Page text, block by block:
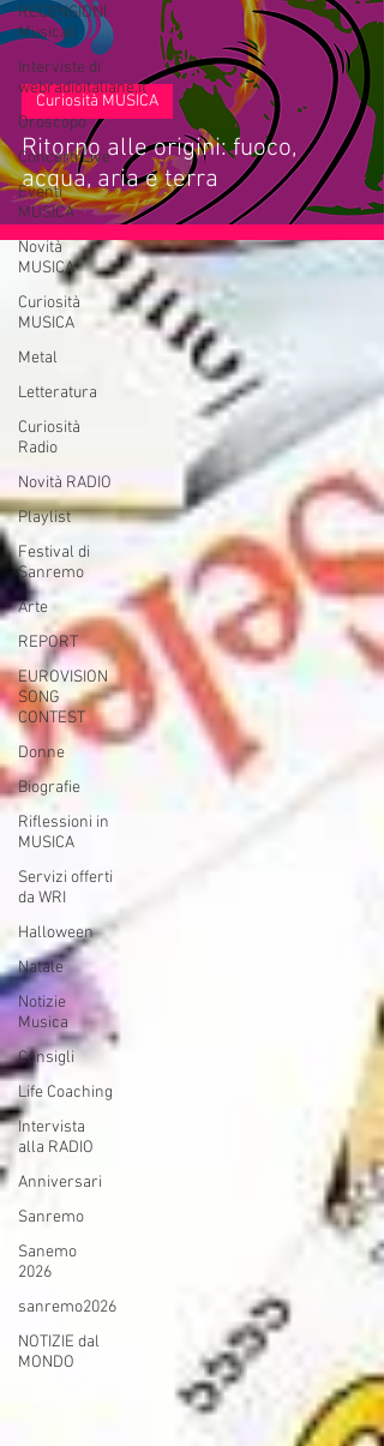
RECENSIONI
Musicali
Interviste di
webradioitaliane.it
Oroscopo
Concerti Live
Eventi
MUSICA
Novità
MUSICA
Curiosità
MUSICA
Metal
Letteratura
Curiosità
Radio
Novità RADIO
Playlist
Festival di
Sanremo
Arte
REPORT
EUROVISION
SONG
CONTEST
Donne
Biografie
Riflessioni in
MUSICA
Servizi offerti
da WRI
Halloween
Natale
Notizie
Musica
Consigli
Life Coaching
Intervista
alla RADIO
Anniversari
Sanremo
Sanemo
2026
sanremo2026
NOTIZIE dal
MONDO
Ritorno alle origini: fuoco,
acqua, aria e terra
Curiosità MUSICA